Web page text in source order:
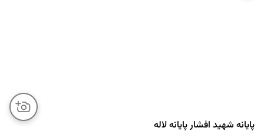
پایانه شهید افشار پایانه لاله